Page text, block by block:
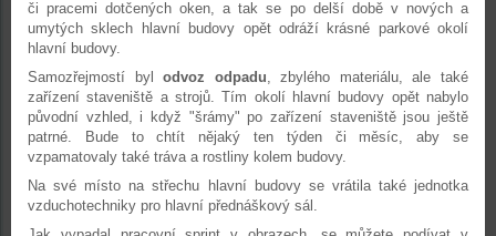
či pracemi dotčených oken, a tak se po delší době v nových a
umytých sklech hlavní budovy opět odráží krásné parkové okolí
hlavní budovy.
Samozřejmostí bylodvoz odpadu, zbylého materiálu, ale také
zařízení staveniště a strojů. Tím okolí hlavní budovy opět nabylo
původní vzhled, i když "šrámy" po zařízení staveniště jsou ještě
patrné. Bude to chtít nějaký ten týden či měsíc, aby se
vzpamatovaly také tráva a rostliny kolem budovy.
Na své místo na střechu hlavní budovy se vrátila také jednotka
vzduchotechniky pro hlavní přednáškový sál.